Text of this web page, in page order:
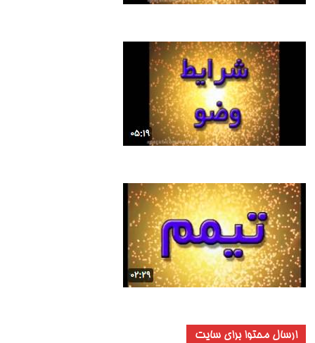
ارسال محتوا برای سایت